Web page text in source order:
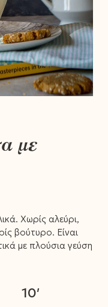
με
Χωρίς αλεύρι,
βούτυρο. Είναι
με πλούσια γεύση
10′